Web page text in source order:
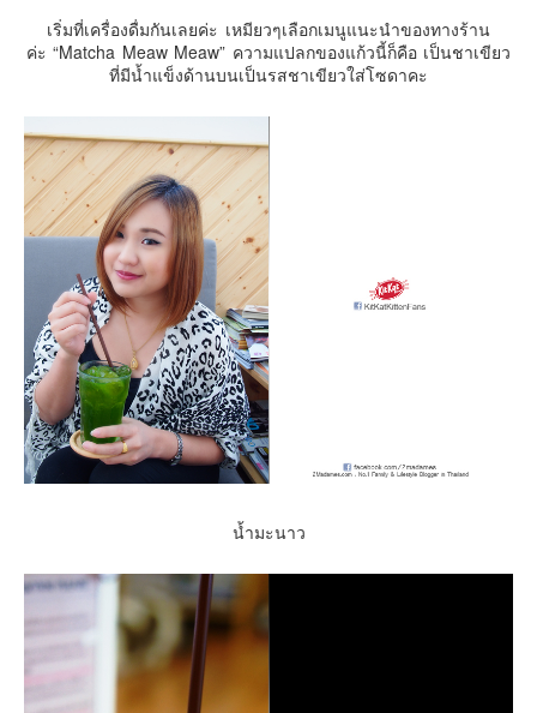
เริ่มที่เครื่องดื่มกันเลยค่ะ เหมียวๆเลือกเมนูแนะนำของทางร้าน
ค่ะ “Matcha Meaw Meaw” ความแปลกของแก้วนี้ก็คือ เป็นชาเขียว
ที่มีน้ำแข็งด้านบนเป็นรสชาเขียวใส่โซดาคะ
น้ำมะนาว